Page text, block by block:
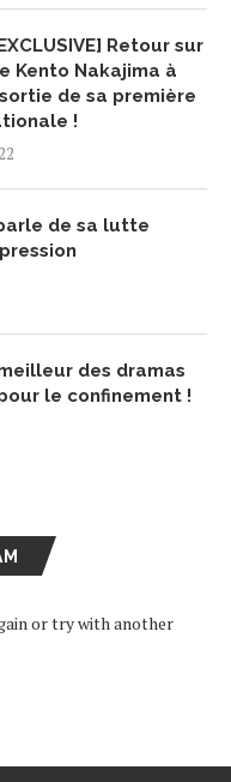
Retour sur
Kento Nakajima à
de sa première
!
de sa lutte
des dramas
le confinement !
or try with another